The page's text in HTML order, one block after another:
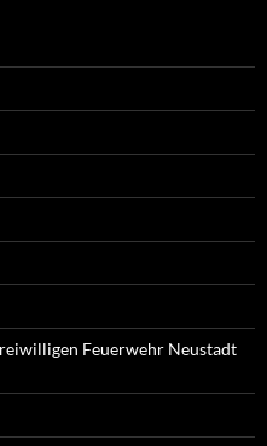
Feuerwehr Neustadt